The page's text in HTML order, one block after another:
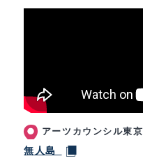
アーツカウンシル東京
無人島